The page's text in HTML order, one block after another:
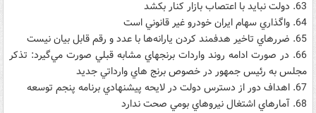
63. دولت نبايد با اعتصاب بازار کنار بکشد
64. واگذاري سهام ايران خودرو غير قانوني است
65. ضررهاي تاخير هدفمند کردن يارانه‌ها با عدد و رقم قابل بيان نيست
66. در صورت ادامه روند واردات برنجهاي مشابه قبلي صورت مي‌گيرد: تذکر
مجلس به رئيس جمهور در خصوص برنج هاي وارداتي جديد
67. اهداف دور از دسترس دولت در لايحه پيشنهادي برنامه پنجم توسعه
68. آمارهاي اشتغال نيروهاي بومي صحت ندارد